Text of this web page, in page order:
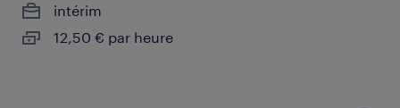
intérim
12,50 € par heure